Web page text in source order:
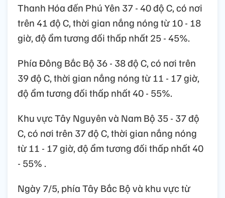
Thanh Hóa đến Phú Yên 37 - 40 độ C, có nơi
trên 41 độ C, thời gian nắng nóng từ 10 - 18
giờ, độ ẩm tương đối thấp nhất 25 - 45%.
Phía Đông Bắc Bộ 36 - 38 độ C, có nơi trên
39 độ C, thời gian nắng nóng từ 11 - 17 giờ,
độ ẩm tương đối thấp nhất 40 - 55%.
Khu vực Tây Nguyên và Nam Bộ 35 - 37 độ
C, có nơi trên 37 độ C, thời gian nắng nóng
từ 11 - 17 giờ, độ ẩm tương đối thấp nhất 40
- 55% .
Ngày 7/5, phía Tây Bắc Bộ và khu vực từ